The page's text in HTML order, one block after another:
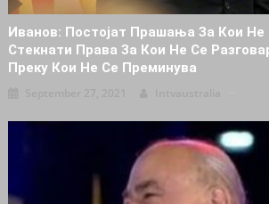
Иванов: Постојат Прашања За Кои Не
Стекнати Права За Кои Не Се
Преку Кои Не Се Преминува